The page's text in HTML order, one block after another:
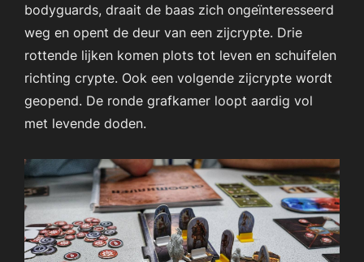
bodyguards, draait de baas zich ongeïnteresseerd
weg en opent de deur van een zijcrypte. Drie
rottende lijken komen plots tot leven en schuifelen
richting crypte. Ook een volgende zijcrypte wordt
geopend. De ronde grafkamer loopt aardig vol
met levende doden.